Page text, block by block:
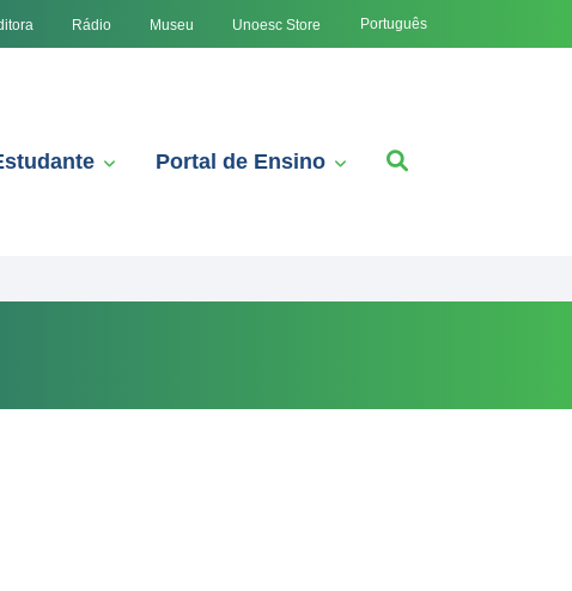
Rádio Museu Unoesc Store Português
Portal de Ensino